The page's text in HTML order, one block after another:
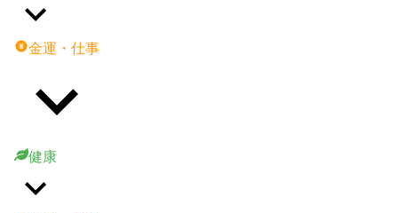
金運・仕事
健康